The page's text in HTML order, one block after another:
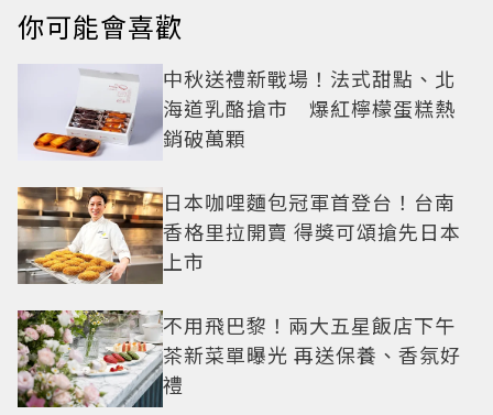
你可能會喜歡
中秋送禮新戰場！法式甜點、北
海道乳酪搶市 爆紅檸檬蛋糕熱
銷破萬顆
日本咖哩麵包冠軍首登台！台南
香格里拉開賣 得獎可頌搶先日本
上市
不用飛巴黎！兩大五星飯店下午
茶新菜單曝光 再送保養、香氛好
禮